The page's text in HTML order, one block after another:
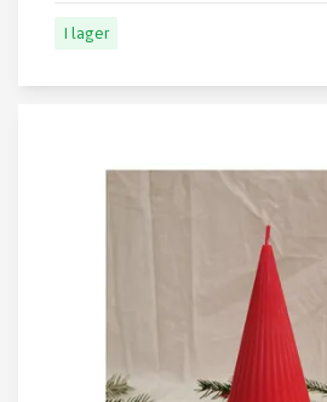
I lager